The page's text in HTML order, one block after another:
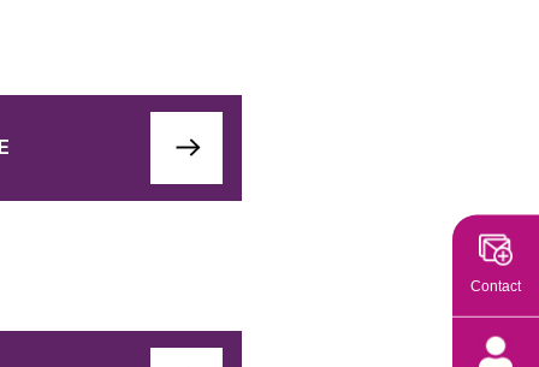
Contact